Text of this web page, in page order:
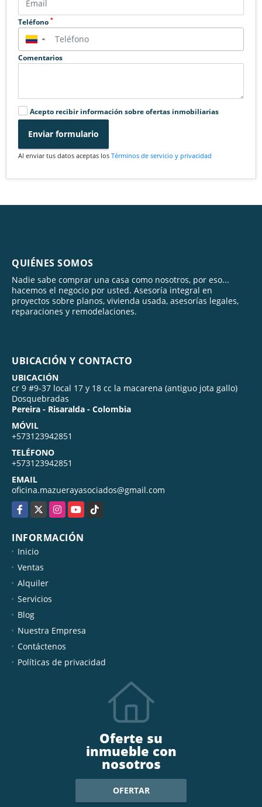
Teléfono *
▼
Comentarios
Acepto recibir información sobre ofertas inmobiliarias
Enviar formulario
Al enviar tus datos aceptas los Términos de servicio y privacidad
QUIÉNES SOMOS
Nadie sabe comprar una casa como nosotros, por eso...
hacemos el negocio por usted. Asesoría integral en
proyectos sobre planos, vivienda usada, asesorías legales,
reparaciones y remodelaciones.
UBICACIÓN Y CONTACTO
UBICACIÓN
cr 9 #9-37 local 17 y 18 cc la macarena (antiguo jota gallo)
Dosquebradas
Pereira - Risaralda - Colombia
MÓVIL
+573123942851
TELÉFONO
+573123942851
EMAIL
oficina.mazuerayasociados@gmail.com
Facebook
X InstagramYouTubeTikTok
INFORMACIÓN
Inicio
Ventas
Alquiler
Servicios
Blog
Nuestra Empresa
Contáctenos
Políticas de privacidad
Oferte su
inmueble con
nosotros
OFERTAR